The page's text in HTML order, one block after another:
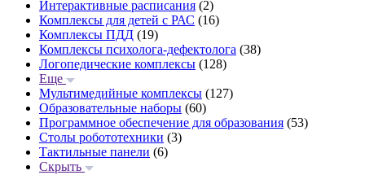
Интерактивные расписания (2)
Комплексы для детей с РАС (16)
Комплексы ПДД (19)
Комплексы психолога-дефектолога (38)
Логопедические комплексы (128)
Еще
Мультимедийные комплексы (127)
Образовательные наборы (60)
Программное обеспечение для образования (53)
Столы робототехники (3)
Тактильные панели (6)
Скрыть